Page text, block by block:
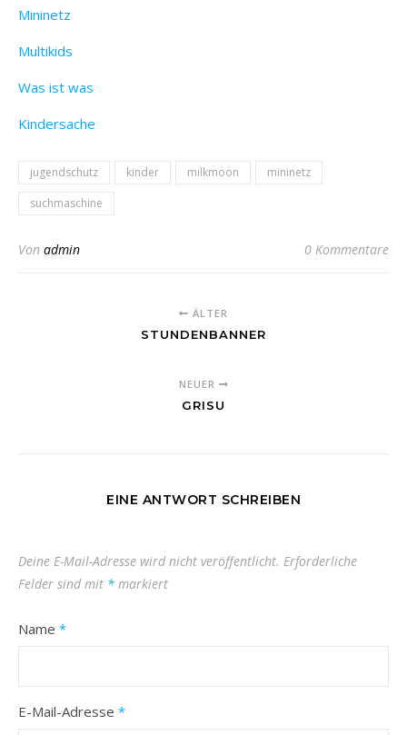
Mininetz
Multikids
Was ist was
Kindersache
jugendschutz kinder milkmoon
mininetz
suchmaschine
Von admin 0 Kommentare
ÄLTER
STUNDENBANNER
NEUER
GRISU
EINE ANTWORT SCHREIBEN
Deine E-Mail-Adresse wird nicht veröffentlicht. Erforderliche
Felder sind mit * markiert
Name *
E-Mail-Adresse *